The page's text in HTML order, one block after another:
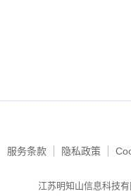
服务条款 隐私政策
江苏明知山信息科技有